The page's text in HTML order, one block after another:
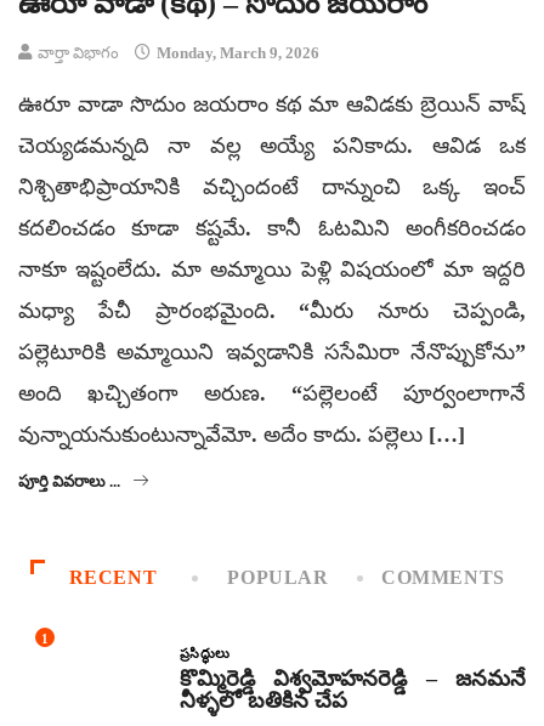
వార్తా విభాగం Monday, March 9, 2026
ఊరూ వాడా సొదుం జయరాం కథ మా ఆవిడకు బ్రెయిన్ వాష్
చెయ్యడమన్నది నా వల్ల అయ్యే పనికాదు. ఆవిడ ఒక
నిశ్చితాభిప్రాయానికి వచ్చిందంటే దాన్నుంచి ఒక్క ఇంచ్
కదలించడం కూడా కష్టమే. కానీ ఓటమిని అంగీకరించడం
నాకూ ఇష్టంలేదు. మా అమ్మాయి పెళ్లి విషయంలో మా ఇద్దరి
మధ్యా పేచీ ప్రారంభమైంది. “మీరు నూరు చెప్పండి,
పల్లెటూరికి అమ్మాయిని ఇవ్వడానికి ససేమిరా నేనొప్పుకోను”
అంది ఖచ్చితంగా అరుణ. “పల్లెలంటే పూర్వంలాగానే
వున్నాయనుకుంటున్నావేమో. అదేం కాదు. పల్లెలు […]
పూర్తి వివరాలు ...
RECENT POPULAR COMMENTS
1
ప్రసిద్ధులు
కొమ్మిరెడ్డి విశ్వమోహనరెడ్డి – జనమనే
నీళ్ళలో బతికిన చేప